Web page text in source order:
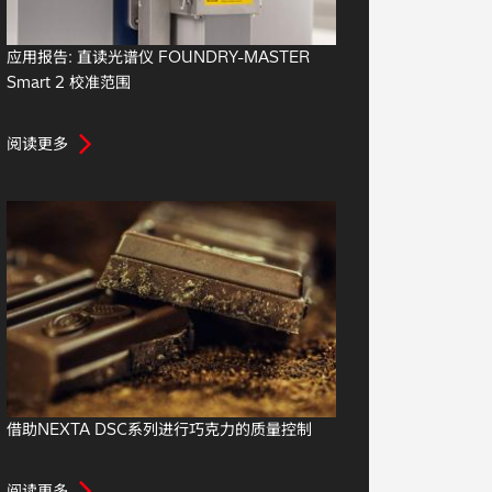
应用报告: 直读光谱仪 FOUNDRY-MASTER
Smart 2 校准范围
阅读更多
借助NEXTA DSC系列进行巧克力的质量控制